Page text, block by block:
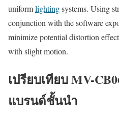
uniformlightingsystems. Using
conjunction with the software
minimize potential distortion
with slight motion.
เปรียบเทียบ MV-
แบรนด์ชั้นนำ